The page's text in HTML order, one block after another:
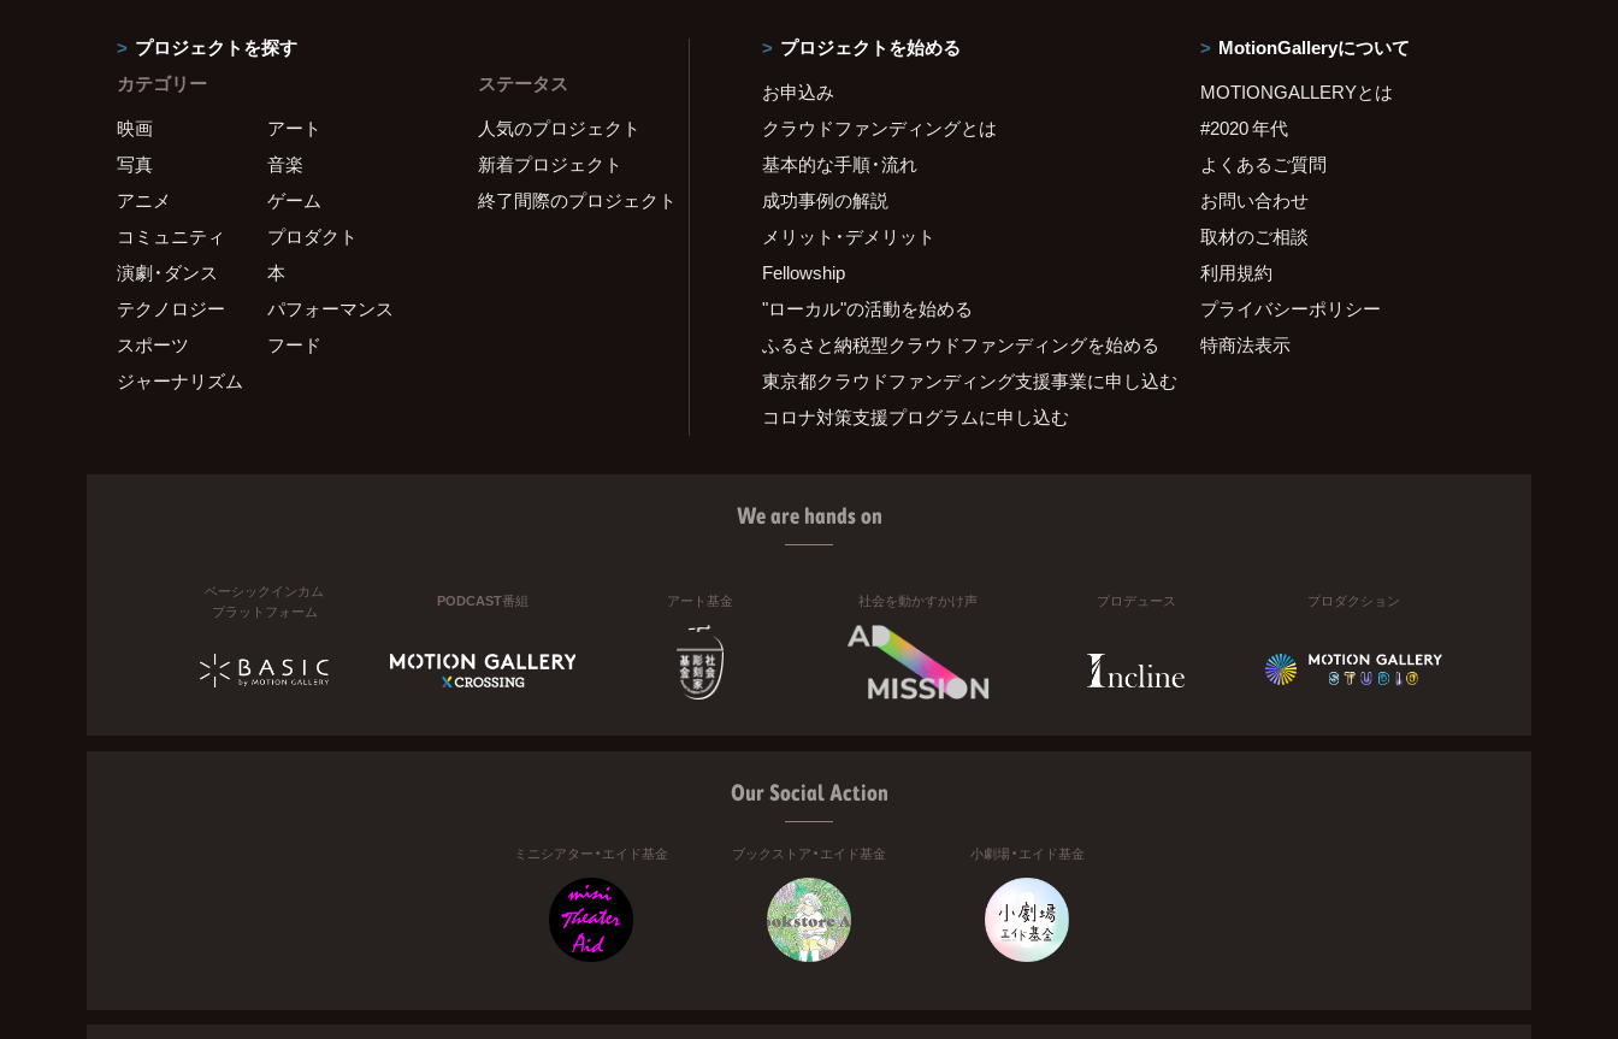
プロジェクトを探す
カテゴリー
映画
アート
写真
音楽
アニメ
ゲーム
コミュニティ
プロダクト
演劇・ダンス
本
テクノロジー
パフォーマンス
スポーツ
フード
ジャーナリズム
ステータス
人気のプロジェクト
新着プロジェクト
終了間際のプロジェクト
プロジェクトを始める
お申込み
クラウドファンディングとは
基本的な手順・流れ
成功事例の解説
メリット・デメリット
Fellowship
"ローカル"の活動を始める
ふるさと納税型クラウドファンディングを始める
東京都クラウドファンディング支援事業に申し込む
コロナ対策支援プログラムに申し込む
MotionGalleryについて
MOTIONGALLERYとは
#2020 年代
よくあるご質問
お問い合わせ
取材のご相談
利用規約
プライバシーポリシー
特商法表示
We are hands on
ベーシックインカム
プラットフォーム
PODCAST番組 アート基金 社会を動かすかけ声 プロデュース プロダクション
Our Social Action
ミニシアター・エイド基金 ブックストア・エイド基金 小劇場・エイド基金